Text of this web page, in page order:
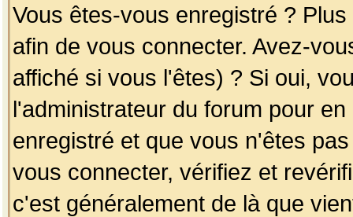
Vous êtes-vous enregistré ?
afin de vous connecter. Avez-
affiché si vous l'êtes) ? Si oui,
l'administrateur du forum pour
enregistré et que vous n'êtes
vous connecter, vérifiez et
c'est généralement de là que